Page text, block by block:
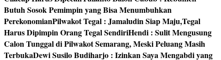
Butuh Sosok Pemimpin yang Bisa Menumbuhkan
PerekonomianPilwakot Tegal : Jamaludin Siap Maju,Tegal
Harus Dipimpin Orang Tegal SendiriHendi : Sulit Mengusung
Calon Tunggal di Pilwakot Semarang, Meski Peluang Masih
TerbukaDewi Susilo Budiharjo : Izinkan Saya Mengabdi yang